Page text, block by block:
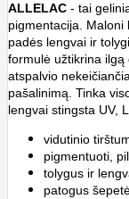
ALLELAC - tai
pigmentacija. Maloni
padės lengvai ir
formulė užtikrina ilgą
atspalvio
pašalinimą. Tinka
lengvai stingsta UV,
vidutinio
pigmentuoti,
tolygus ir
patogus